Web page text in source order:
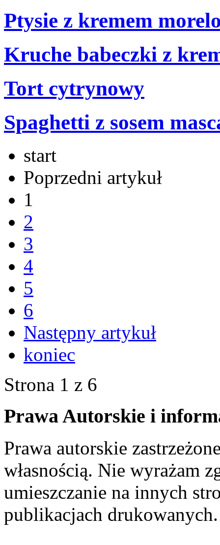
Ptysie z kremem
Kruche babeczki z
Tort cytrynowy
Spaghetti z sosem
start
Poprzedni artykuł
1
2
3
4
5
6
Następny artykuł
koniec
Strona 1 z 6
Prawa Autorskie i
Prawa autorskie
własnością. Nie wyrażam
umieszczanie na innych
publikacjach drukowanych.